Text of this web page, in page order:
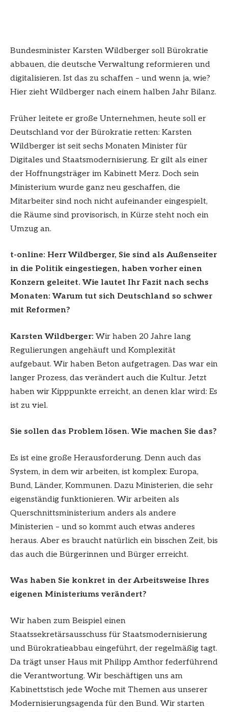
Bundesminister Karsten Wildberger soll Bürokratie
abbauen, die deutsche Verwaltung reformieren und
digitalisieren. Ist das zu schaffen – und wenn ja, wie?
Hier zieht Wildberger nach einem halben Jahr Bilanz.
Früher leitete er große Unternehmen, heute soll er
Deutschland vor der Bürokratie retten: Karsten
Wildberger ist seit sechs Monaten Minister für
Digitales und Staatsmodernisierung. Er gilt als einer
der Hoffnungsträger im Kabinett Merz. Doch sein
Ministerium wurde ganz neu geschaffen, die
Mitarbeiter sind noch nicht aufeinander eingespielt,
die Räume sind provisorisch, in Kürze steht noch ein
Umzug an.
t-online: Herr Wildberger, Sie sind als Außenseiter
in die Politik eingestiegen, haben vorher einen
Konzern geleitet. Wie lautet Ihr Fazit nach sechs
Monaten: Warum tut sich Deutschland so schwer
mit Reformen?
Karsten Wildberger: Wir haben 20 Jahre lang
Regulierungen angehäuft und Komplexität
aufgebaut. Wir haben Beton aufgetragen. Das war ein
langer Prozess, das verändert auch die Kultur. Jetzt
haben wir Kipppunkte erreicht, an denen klar wird: Es
ist zu viel.
Sie sollen das Problem lösen. Wie machen Sie das?
Es ist eine große Herausforderung. Denn auch das
System, in dem wir arbeiten, ist komplex: Europa,
Bund, Länder, Kommunen. Dazu Ministerien, die sehr
eigenständig funktionieren. Wir arbeiten als
Querschnittsministerium anders als andere
Ministerien – und so kommt auch etwas anderes
heraus. Aber es braucht natürlich ein bisschen Zeit, bis
das auch die Bürgerinnen und Bürger erreicht.
Was haben Sie konkret in der Arbeitsweise Ihres
eigenen Ministeriums verändert?
Wir haben zum Beispiel einen
Staatssekretärsausschuss für Staatsmodernisierung
und Bürokratieabbau eingeführt, der regelmäßig tagt.
Da trägt unser Haus mit Philipp Amthor federführend
die Verantwortung. Wir beschäftigen uns am
Kabinettstisch jede Woche mit Themen aus unserer
Modernisierungsagenda für den Bund. Wir starten